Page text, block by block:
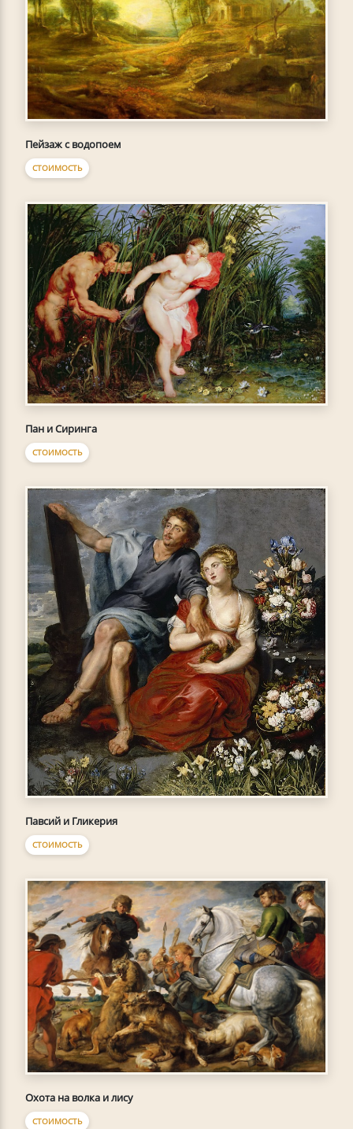
Пейзаж с водопоем
СТОИМОСТЬ
Пан и Сиринга
СТОИМОСТЬ
Павсий и Гликерия
СТОИМОСТЬ
Охота на волка и лису
СТОИМОСТЬ